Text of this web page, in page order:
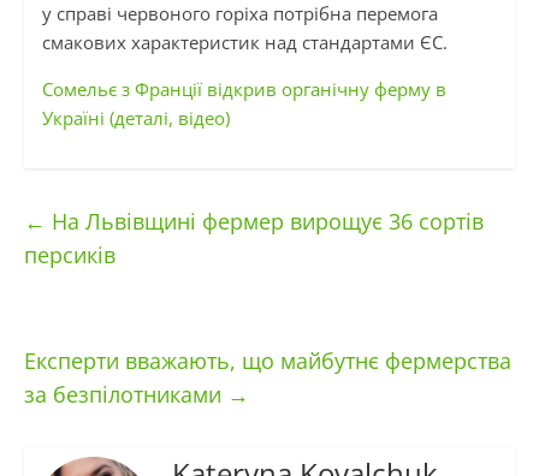
у справі червоного горіха потрібна перемога
смакових характеристик над стандартами ЄС.
Сомельє з Франції відкрив органічну ферму в
Україні (деталі, відео)
← На Львівщині фермер вирощує 36 сортів
персиків
Експерти вважають, що майбутнє фермерства
за безпілотниками →